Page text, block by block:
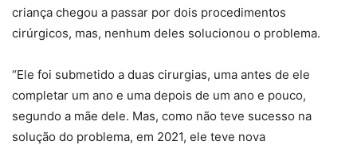
criança chegou a passar por dois procedimentos
cirúrgicos, mas, nenhum deles solucionou o problema.
“Ele foi submetido a duas cirurgias, uma antes de ele
completar um ano e uma depois de um ano e pouco,
segundo a mãe dele. Mas, como não teve sucesso na
solução do problema, em 2021, ele teve nova